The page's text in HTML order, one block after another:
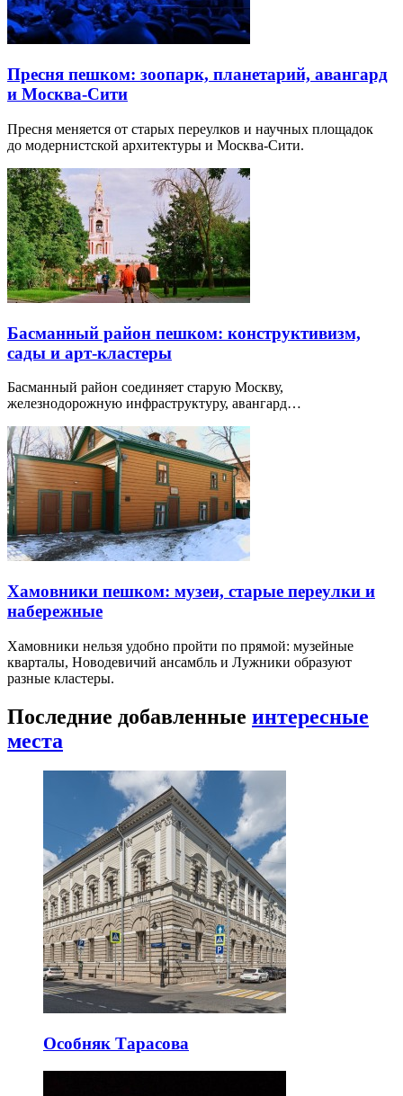
Пресня пешком: зоопарк, планетарий, авангард
и Москва-Сити
Пресня меняется от старых переулков и научных площадок
до модернистской архитектуры и Москва-Сити.
Басманный район пешком: конструктивизм,
сады и арт-кластеры
Басманный район соединяет старую Москву,
железнодорожную инфраструктуру, авангард…
Хамовники пешком: музеи, старые переулки и
набережные
Хамовники нельзя удобно пройти по прямой: музейные
кварталы, Новодевичий ансамбль и Лужники образуют
разные кластеры.
Последние добавленные интересные
места
Особняк Тарасова